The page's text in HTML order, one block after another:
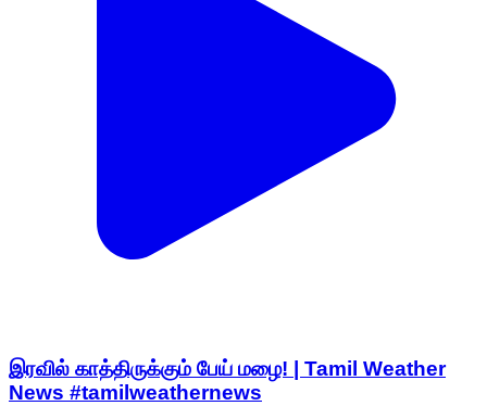
இரவில் காத்திருக்கும் பேய் மழை! | Tamil Weather
News #tamilweathernews